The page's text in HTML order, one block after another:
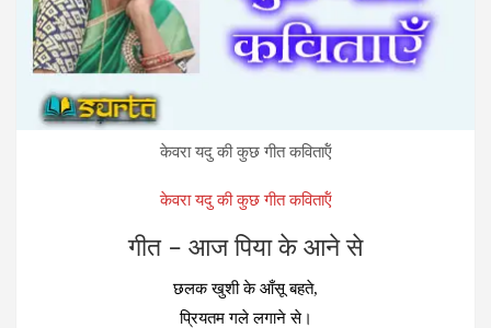
केवरा यदु की कुछ गीत कविताऍं
केवरा यदु की कुछ गीत कविताऍं
गीत – आज पिया के आने से
छलक खुशी के आँसू बहते,
प्रियतम गले लगाने से।